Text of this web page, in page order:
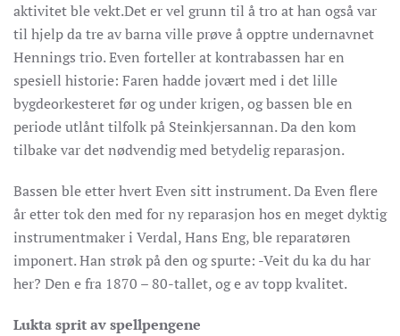
aktivitet ble vekt.Det er vel grunn til å tro at han også var
til hjelp da tre av barna ville prøve å opptre undernavnet
Hennings trio. Even forteller at kontrabassen har en
spesiell historie: Faren hadde jovært med i det lille
bygdeorkesteret før og under krigen, og bassen ble en
periode utlånt tilfolk på Steinkjersannan. Da den kom
tilbake var det nødvendig med betydelig reparasjon.
Bassen ble etter hvert Even sitt instrument. Da Even flere
år etter tok den med for ny reparasjon hos en meget dyktig
instrumentmaker i Verdal, Hans Eng, ble reparatøren
imponert. Han strøk på den og spurte: -Veit du ka du har
her? Den e fra 1870 – 80-tallet, og e av topp kvalitet.
Lukta sprit av spellpengene